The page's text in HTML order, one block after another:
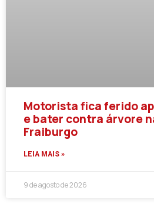
Motorista fica ferido
e bater contra árvore
Fraiburgo
LEIA MAIS »
9 de agosto de 2026